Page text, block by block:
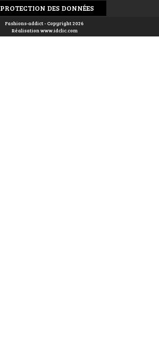
PROTECTION DES DONNÉES
Fashions-addict - Copyright 2026
Réalisationwww.idclic.com